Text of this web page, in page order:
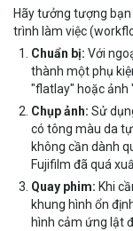
Hãy tưởng tượng
trình làm việc
Chuẩn bị: Với
thành một phụ
"flatlay" hoặc ảnh
Chụp ảnh: Sử
có tông màu da
không cần dành
Fujifilm đã quá
Quay phim: Khi
khung hình ổn
hình cảm ứng lật